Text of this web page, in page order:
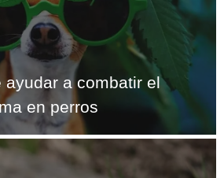
ayudar a combatir el
en perros